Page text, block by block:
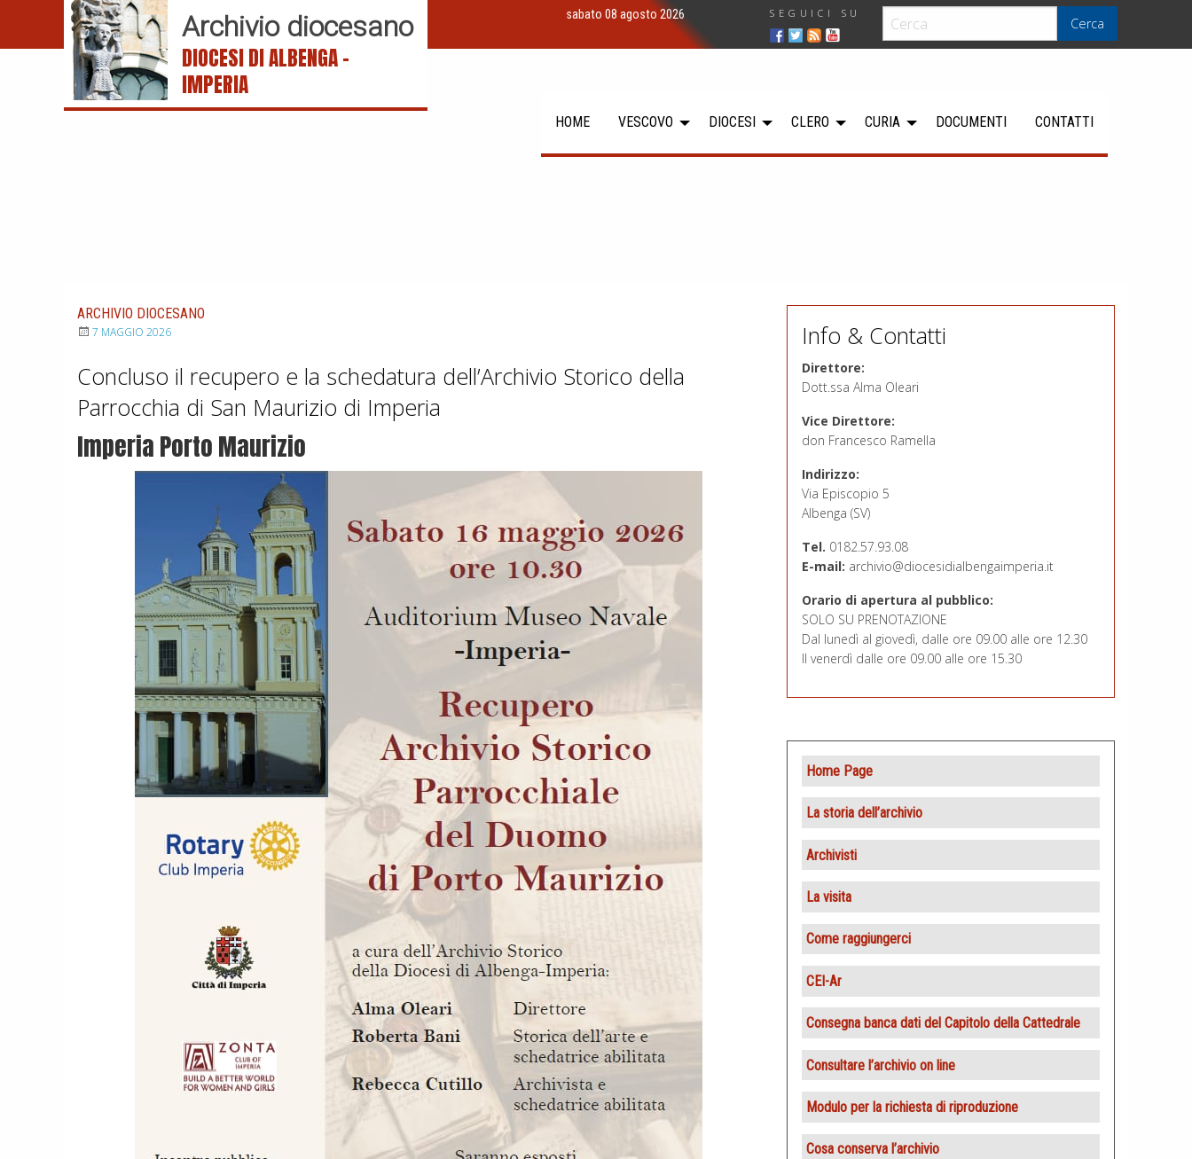
i
Cerca
SEGUICI SU
sabato 08 agosto 2026
Archivio diocesano
DIOCESI DI ALBENGA –
IMPERIA
HOME VESCOVO DIOCESI CLERO CURIA DOCUMENTI CONTATTI
ARCHIVIO DIOCESANO
7 MAGGIO 2026
Concluso il recupero e la schedatura dell’Archivio Storico della
Parrocchia di San Maurizio di Imperia
Imperia Porto Maurizio
Info & Contatti
Direttore:
Dott.ssa Alma Oleari
Vice Direttore:
don Francesco Ramella
Indirizzo:
Via Episcopio 5
Albenga (SV)
Tel. 0182.57.93.08
E-mail: archivio@diocesidialbengaimperia.it
Orario di apertura al pubblico:
SOLO SU PRENOTAZIONE
Dal lunedì al giovedì, dalle ore 09.00 alle ore 12.30
Il venerdì dalle ore 09.00 alle ore 15.30
Home Page
La storia dell’archivio
Archivisti
La visita
Come raggiungerci
CEI-Ar
Consegna banca dati del Capitolo della Cattedrale
Consultare l’archivio on line
Modulo per la richiesta di riproduzione
Cosa conserva l’archivio